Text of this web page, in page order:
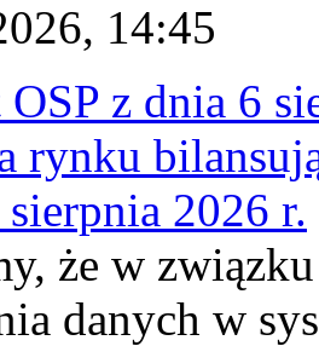
14:45
z dnia 6
rynku
2026 r.
że w
danych w